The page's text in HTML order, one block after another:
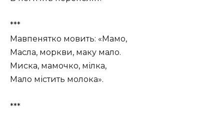
***
Мавпенятко мовить: «Мамо,
Масла, моркви, маку мало.
Миска, мамочко, мілка,
Мало містить молока».
***